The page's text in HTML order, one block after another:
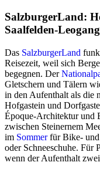
SalzburgerLand:
Saalfelden-Leogang
Das SalzburgerLand
Reisezeit, weil sich
begegnen. Der
Gletschern und Tälern
in den Aufenthalt als die
Hofgastein und
Époque-Architektur und
zwischen Steinernem
im Sommerfür Bike- und
oder Schneeschuhe. Für
wenn der Aufenthalt